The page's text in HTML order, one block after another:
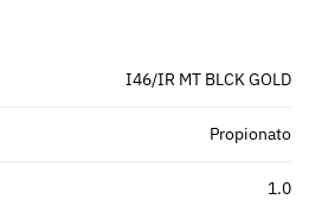
I46/IR MT BLCK GOLD
propionato
1.0